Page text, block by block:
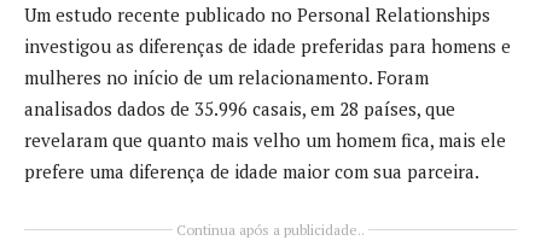
Um estudo recente publicado no Personal Relationships
investigou as diferenças de idade preferidas para homens e
mulheres no início de um relacionamento. Foram
analisados dados de 35.996 casais, em 28 países, que
revelaram que quanto mais velho um homem fica, mais ele
prefere uma diferença de idade maior com sua parceira.
Continua após a publicidade..